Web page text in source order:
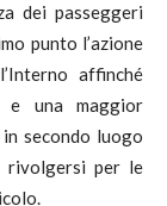
dei passeggeri
punto l’azione
affinché
e una maggior
secondo luogo
rivolgersi per le